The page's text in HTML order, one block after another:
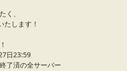
く、
します！
日23:59
了済の全サーバー